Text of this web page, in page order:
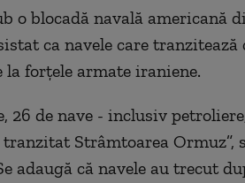
o blocadă navală americană
ca navele care tranzitează
forțele armate iraniene.
26 de nave - inclusiv
Strâmtoarea Ormuz”,
adaugă că navele au trecut